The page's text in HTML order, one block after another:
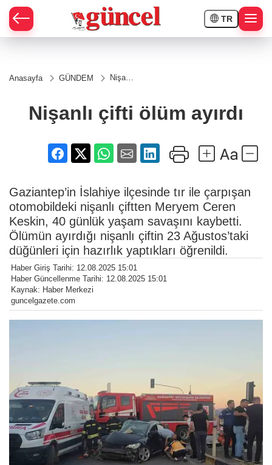
TR
Anasayfa GÜNDEM
Nişanlı
ayırdı
Nişanlı çifti ölüm ayırdı
Gaziantep’in İslahiye ilçesinde tır ile çarpışan
otomobildeki nişanlı çiftten Meryem Ceren
Keskin, 40 günlük yaşam savaşını kaybetti.
Ölümün ayırdığı nişanlı çiftin 23 Ağustos’taki
düğünleri için hazırlık yaptıkları öğrenildi.
Haber Giriş Tarihi: 12.08.2025 15:01
Haber Güncellenme Tarihi: 12.08.2025 15:01
Kaynak: Haber Merkezi
guncelgazete.com